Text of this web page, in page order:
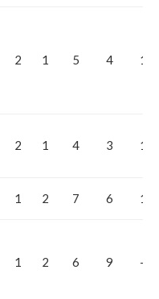
2 1 5 4 1
2 1 4 3 1
1 2 7 6 1
1 2 6 9 -3